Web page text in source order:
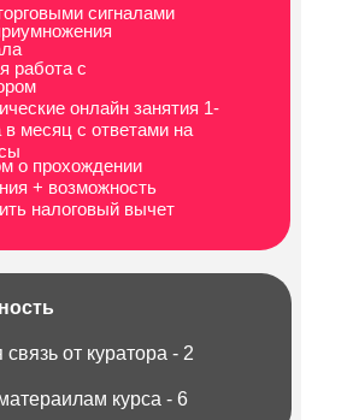
сигналами
работа с
онлайн занятия 1-
в месяц с ответами на
о прохождении
+ возможность
налоговый вычет
от куратора - 2
курса - 6